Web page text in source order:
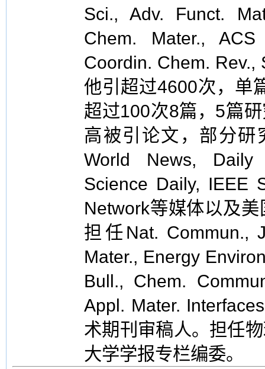
Sci., Adv. Funct.
Chem. Mater.,
Coordin. Chem.
他引超过4600次，单
超过100次8篇，5篇
高被引论文，部分研
World News, Daily
Science Daily, IEEE
Network等媒体以及
担任Nat. Commun.,
Mater., Energy
Bull., Chem.
Appl. Mater.
术期刊审稿人。担任
大学学报专栏编委。